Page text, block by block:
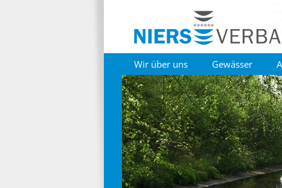
Wir über uns Gewässer